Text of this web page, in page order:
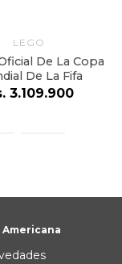
LEGO
De La Copa
De La Fifa
3.109.900